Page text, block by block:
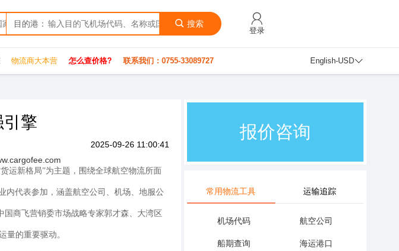
目的港： 搜索
登录
物流商大本营 怎么查价格? 联系我们：0755-33089727 English-USD
擎
2025-09-26 11:00:41
运新格局”为主题，围绕全球航空物流所面
内代表参加，涵盖航空公司、机场、地服公
商飞营销委市场战略专家郭才森、大湾区
量的重要驱动。
运费查询
常用物流工具 运输追踪
机场代码 航空公司
船期查询 海运港口